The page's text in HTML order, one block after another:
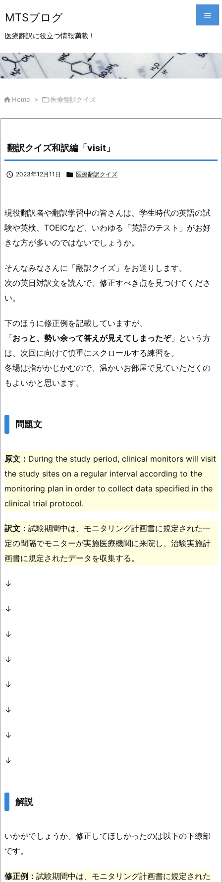
MTSブログ
医療翻訳に役立つ情報満載！


 Home > 医療翻訳クイズ
翻訳クイズ和訳編「visit」
 2023年12月11日  医療翻訳クイズ
現役翻訳者や翻訳学習中の皆さんは、学生時代の英語の試
験や英検、TOEICなど、いわゆる「英語のテスト」がお好
きな方が多いのではないでしょうか。
そんなみなさんに「翻訳クイズ」をお送りします。
次の英日対訳文を読んで、修正すべき点を見つけてくださ
い。
下のほうに修正例を記載していますが、
「おっと、勢い余って答えが見えてしまったぞ」という方
は、次回に向けて慎重にスクロールする練習を。
冬場は指がかじかむので、温かいお部屋で見ていただくの
もよいかと思います。
問題文
原文： During the study period, clinical monitors will visit
the study sites on a regular interval according to the
monitoring plan in order to collect data specified in the
clinical trial protocol.
訳文： 試験期間中は、モニタリング計画書に規定された一
定の間隔でモニターが実施医療機関に来院し、治験実施計
画書に規定されたデータを収集する。
↓
↓
↓
↓
↓
↓
↓
↓
解説
いかがでしょうか。修正してほしかったのは以下の下線部
です。
修正例： 試験期間中は、モニタリング計画書に規定された